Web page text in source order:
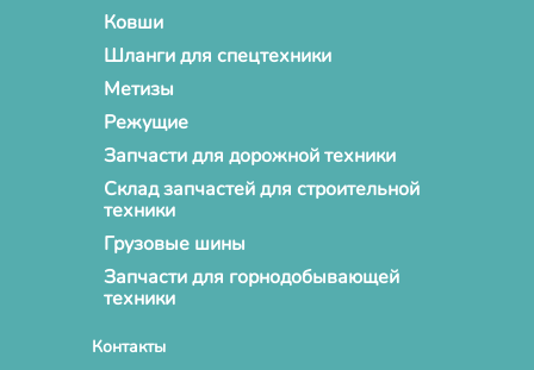
Ковши
Шланги для спецтехники
Метизы
Режущие
Запчасти для дорожной техники
Склад запчастей для строительной
техники
Грузовые шины
Запчасти для горнодобывающей
техники
Контакты